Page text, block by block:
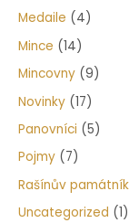
Medaile (4)
Mince (14)
Mincovny (9)
Novinky (17)
Panovníci (5)
Pojmy (7)
Rašínův památník
Uncategorized (1)